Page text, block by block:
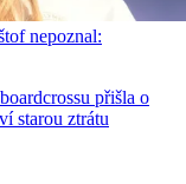
nepoznal:
přišla o
starou ztrátu